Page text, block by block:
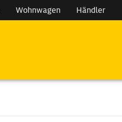
Wohnwagen Händler